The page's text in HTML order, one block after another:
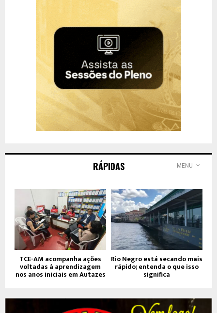
RÁPIDAS MENU
TCE-AM acompanha ações
voltadas à aprendizagem
nos anos iniciais em Autazes
Rio Negro está secando mais
rápido; entenda o que isso
significa